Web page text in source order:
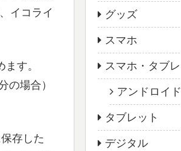
イコライ
す。
の場合）
存した
グッズ
スマホ
スマホ・タブレ
アンドロイド
タブレット
デジタル